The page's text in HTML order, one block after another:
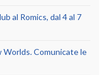
al Romics, dal 4 al 7
Worlds. Comunicate le